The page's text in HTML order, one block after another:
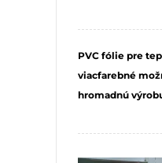
PVC fólie pre
viacfarebné
hromadnú